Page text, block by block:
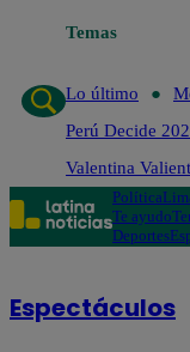
TemasLo último
Lo último
Perú Decide
Valentina
Política
Te ayudo
Deportes
Espectáculos